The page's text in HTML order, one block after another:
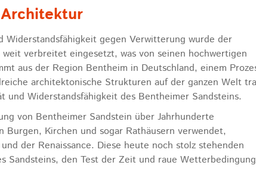
gegen Verwitterung wurde der
verbreitet eingesetzt, was von seinen hochwertigen
aus der Region Bentheim in Deutschland, einem
architektonische Strukturen auf der ganzen Welt
Widerstandsfähigkeit des Bentheimer Sandsteins.
von Bentheimer Sandstein über Jahrhunderte
Kirchen und sogar Rathäusern verwendet,
der Renaissance. Diese heute noch stolz stehenden
Sandsteins, den Test der Zeit und raue